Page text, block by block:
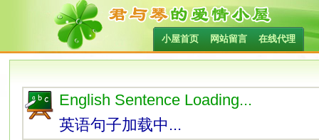
小屋首页 网站留言 在线代理
English Sentence Loading...
英语句子加载中...